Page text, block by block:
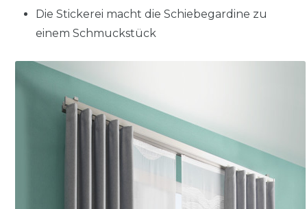
Die Stickerei macht die Schiebegardine zu
einem Schmuckstück